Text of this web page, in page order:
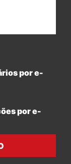
por e-
por e-